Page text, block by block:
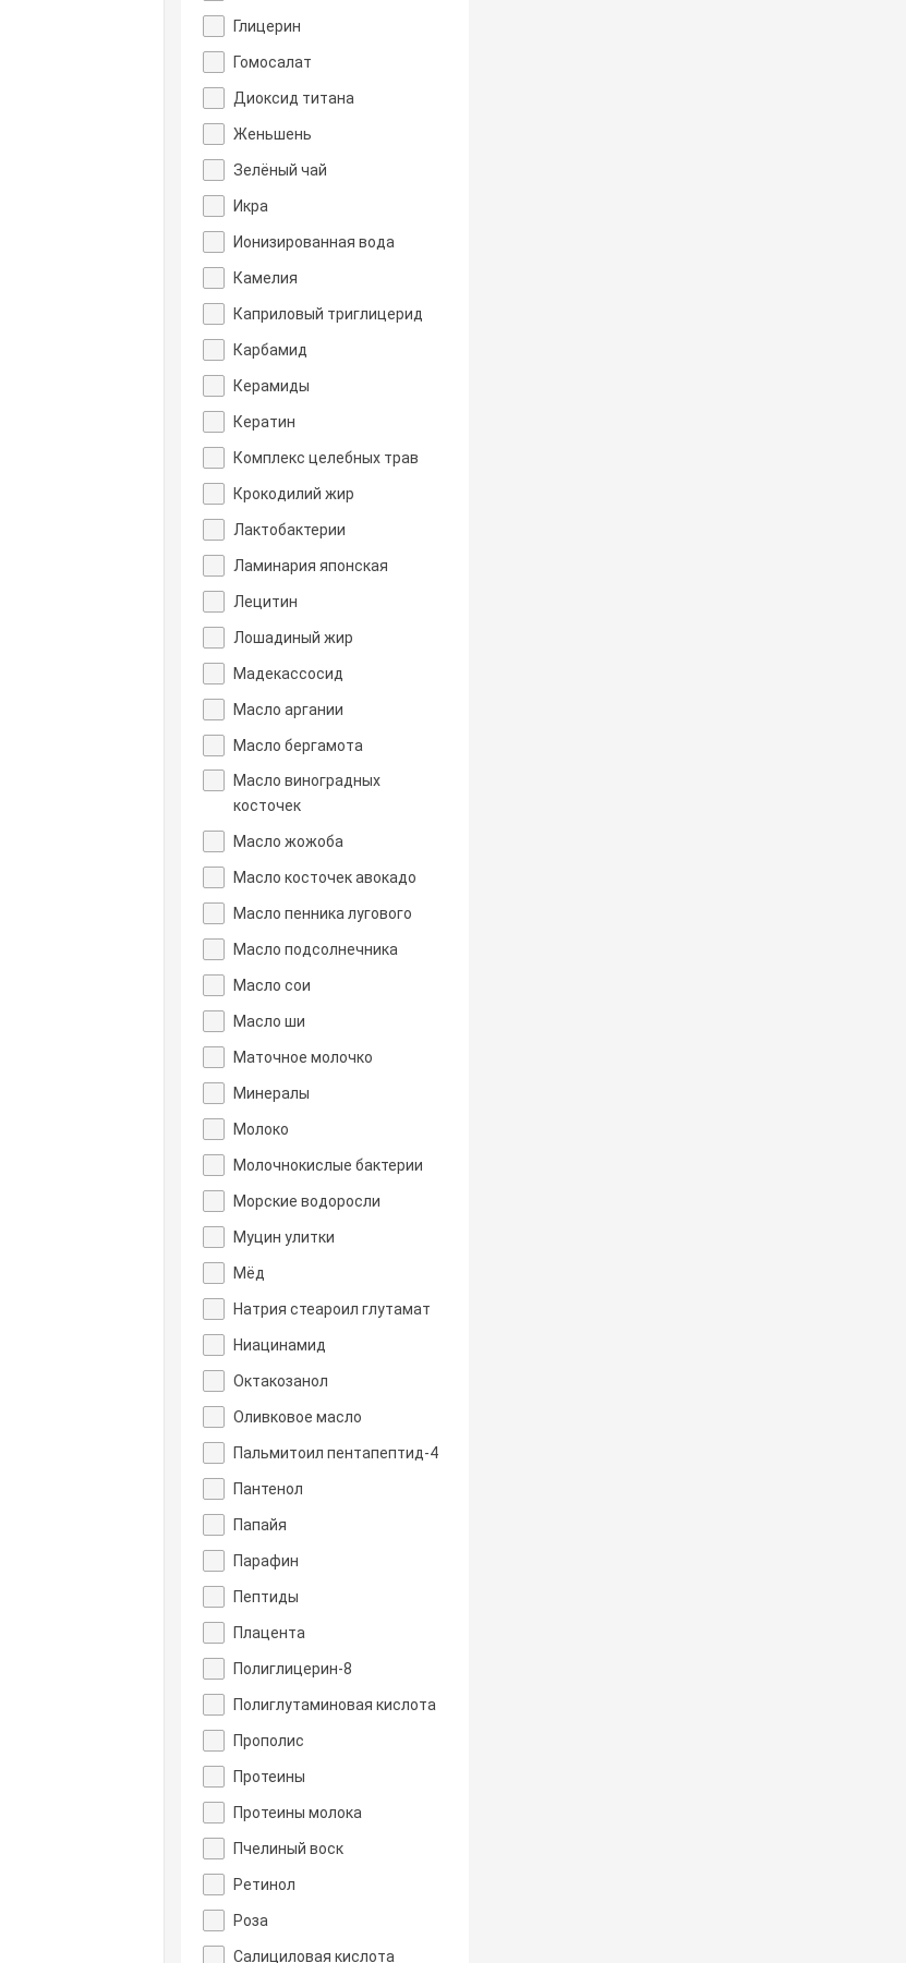
Глицерин
Гомосалат
Диоксид титана
Женьшень
Зелёный чай
Икра
Ионизированная вода
Камелия
Каприловый триглицерид
Карбамид
Керамиды
Кератин
Комплекс целебных трав
Крокодилий жир
Лактобактерии
Ламинария японская
Лецитин
Лошадиный жир
Мадекассосид
Масло аргании
Масло бергамота
Масло виноградных
косточек
Масло жожоба
Масло косточек авокадо
Масло пенника лугового
Масло подсолнечника
Масло сои
Масло ши
Маточное молочко
Минералы
Молоко
Молочнокислые бактерии
Морские водоросли
Муцин улитки
Мёд
Натрия стеароил глутамат
Ниацинамид
Октакозанол
Оливковое масло
Пальмитоил пентапептид-4
Пантенол
Папайя
Парафин
Пептиды
Плацента
Полиглицерин-8
Полиглутаминовая кислота
Прополис
Протеины
Протеины молока
Пчелиный воск
Ретинол
Роза
Салициловая кислота